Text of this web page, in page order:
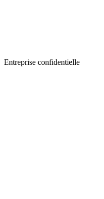
Entreprise confidentielle